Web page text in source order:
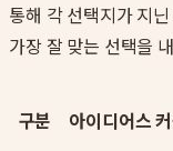
통해 각 선택지가 지
가장 잘 맞는 선택을
구분 아이디어스